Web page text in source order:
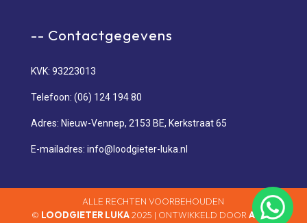
-- Contactgegevens
KVK: 93223013
Telefoon: (06) 124 194 80
Adres: Nieuw-Vennep, 2153 BE, Kerkstraat 65
E-mailadres: info@loodgieter-luka.nl
ALLE RECHTEN VOORBEHOUDEN
© LOODGIETER LUKA2025 | ONTWIKKELD DOORADAM